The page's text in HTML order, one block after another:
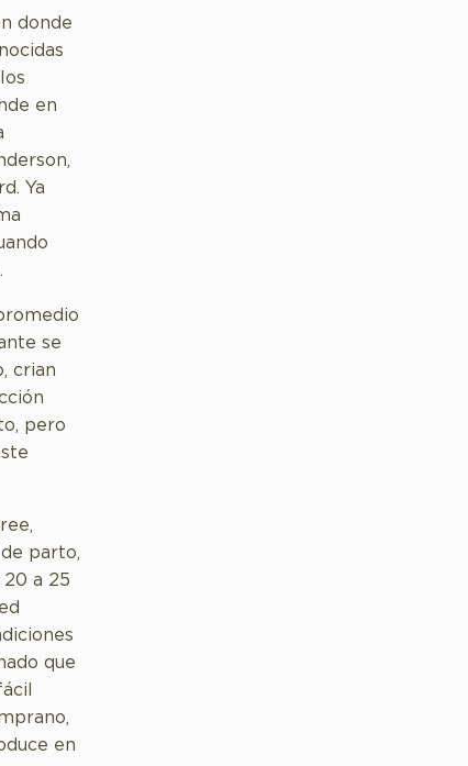
donde
en
Ya
se
crian
pero
parto,
20 a 25
que
en